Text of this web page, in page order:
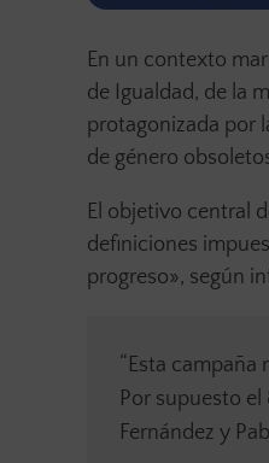
En un contexto
de Igualdad, de la
protagonizada por
de género
El objetivo central
definiciones
progreso», según
“Esta
Por supuesto
Fernández y